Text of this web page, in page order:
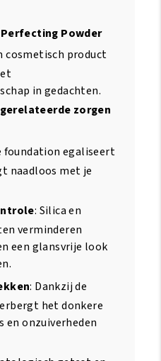
Powder
cosmetisch product
in gedachten.
zorgen
foundation egaliseert
naadloos met je
: Silica en
verminderen
een glansvrije look
: Dankzij de
het donkere
en onzuiverheden